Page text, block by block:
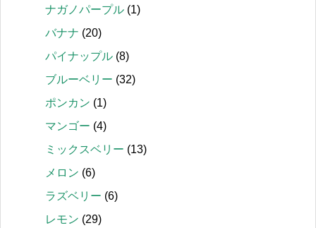
ナガノパープル (1)
バナナ (20)
パイナップル (8)
ブルーベリー (32)
ポンカン (1)
マンゴー (4)
ミックスベリー (13)
メロン (6)
ラズベリー (6)
レモン (29)